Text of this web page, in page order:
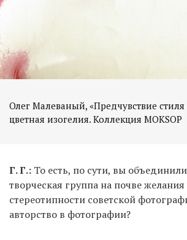
Олег Малеваный, «Предчувствие стиля
цветная изогелия. Коллекция MOKSOP
Г. Г.: То есть, по сути, вы
творческая группа на почве желания
стереотипности советской
авторство в фотографии?